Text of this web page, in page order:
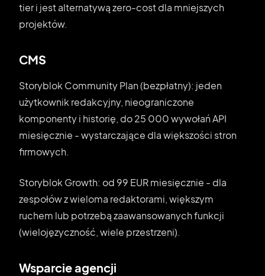
tier i jest alternatywą zero-cost dla mniejszych
projektów.
CMS
Storyblok Community Plan (bezpłatny): jeden
użytkownik redakcyjny, nieograniczone
komponenty i historię, do 25 000 wywołań API
miesięcznie - wystarczające dla większości stron
firmowych.
Storyblok Growth: od 99 EUR miesięcznie - dla
zespołów z wieloma redaktorami, większym
ruchem lub potrzebą zaawansowanych funkcji
(wielojęzyczność, wiele przestrzeni).
Wsparcie agencji